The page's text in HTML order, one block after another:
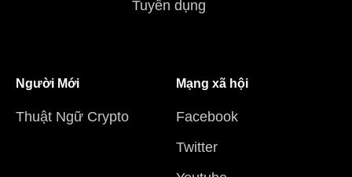
Tuyển dụng
Người Mới
Thuật Ngữ Crypto
Mạng xã hội
Facebook
Twitter